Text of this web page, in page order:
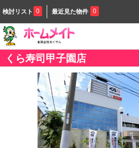
検討リスト 0 最近見た物件 0
くら寿司甲子園店